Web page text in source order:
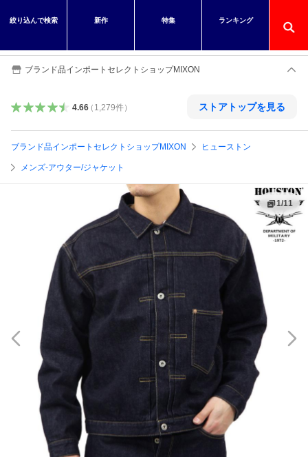
ブランド品インポートセレクトショップMIXON
4.66（ 1,279件） ストアトップを見る
ブランド品インポートセレクトショップMIXON ヒューストン
メンズ-アウター/ジャケット
1/11
絞り込んで検索 新作 特集 ランキング